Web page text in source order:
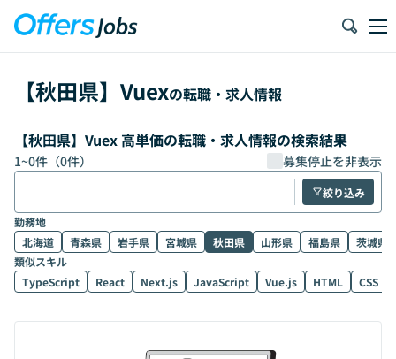
【秋田県】 Vuexの転職・求人情報
【秋田県】Vuex 高単価の転職・求人情報の検索結果
1~0件（0件） 募集停止を非表示
絞り込み
勤務地
北海道
青森県 岩手県 宮城県 秋田県 山形県 福島県
茨城県
類似スキル
TypeScript
React Next.js JavaScript Vue.js HTML CSS